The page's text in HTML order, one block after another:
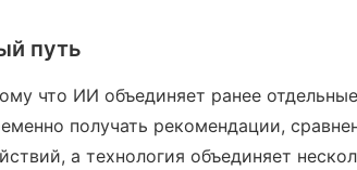
путь
что ИИ объединяет ранее
получать рекомендации,
а технология объединяет